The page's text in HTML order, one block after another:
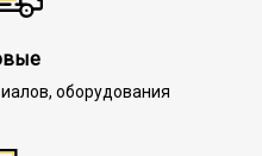
оборудования